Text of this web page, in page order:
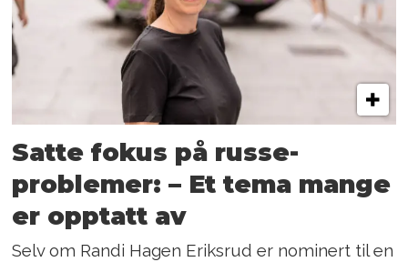
Satte fokus på russe-
problemer: – Et tema mange
er opptatt av
Selv om Randi Hagen Eriksrud er nominert til en